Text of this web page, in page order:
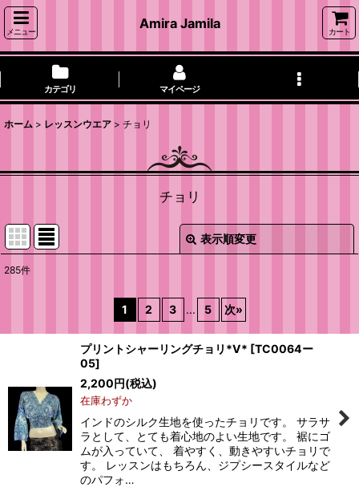
メニュー
Amira Jamila
カート
カテゴリ マイページ
ホーム > レッスンウエア > チョリ
チョリ
表示順変更 閉じる
285件
1 2 3 ... 5 次»
プリントシャーリングチョリ*V* [TC0064ー
05]
2,200円(税込)
在庫わずか
インドのシルク生地を使ったチョリです。 サラサ
ラとして、とても着心地のよい生地です。 裾にゴ
ムが入っていて、 着やすく、動きやすいチョリで
す。 レッスンはもちろん、ジプシースタイルなど
のパフォ…